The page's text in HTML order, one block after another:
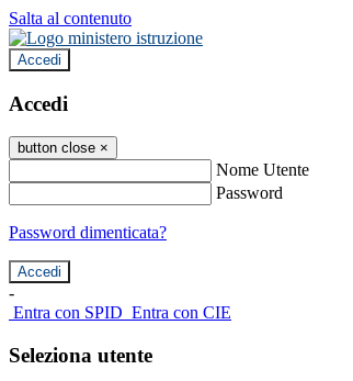
Salta al contenuto
Accedi
Accedi
button close ×
Nome Utente
Password
Password dimenticata?
-
Entra con SPID Entra con CIE
Seleziona utente